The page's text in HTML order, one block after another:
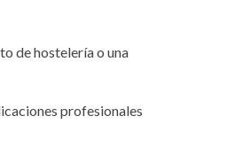
de hostelería o una
profesionales